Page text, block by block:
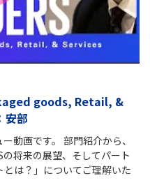
goods, Retail, &
安部
動画です。 部門紹介から、
将来の展望、そしてパート
は？」についてご理解いた